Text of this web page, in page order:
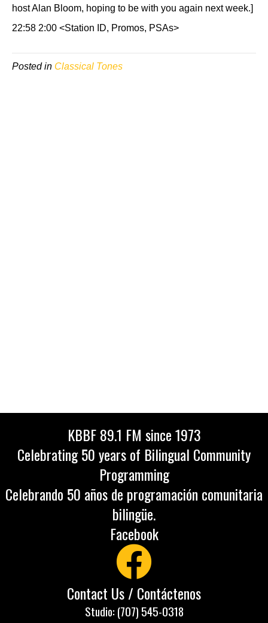
host Alan Bloom, hoping to be with you again next week.]
22:58 2:00 <Station ID, Promos, PSAs>
Posted in Classical Tones
KBBF 89.1 FM since 1973
Celebrating 50 years of Bilingual Community
Programming
Celebrando 50 años de programación comunitaria
bilingüe.
Facebook
Contact Us / Contáctenos
Studio: (707) 545-0318